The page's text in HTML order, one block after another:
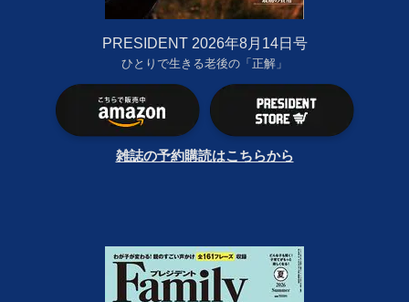
PRESIDENT 2026年8月14日号
ひとりで生きる老後の「正解」
雑誌の予約購読はこちらから